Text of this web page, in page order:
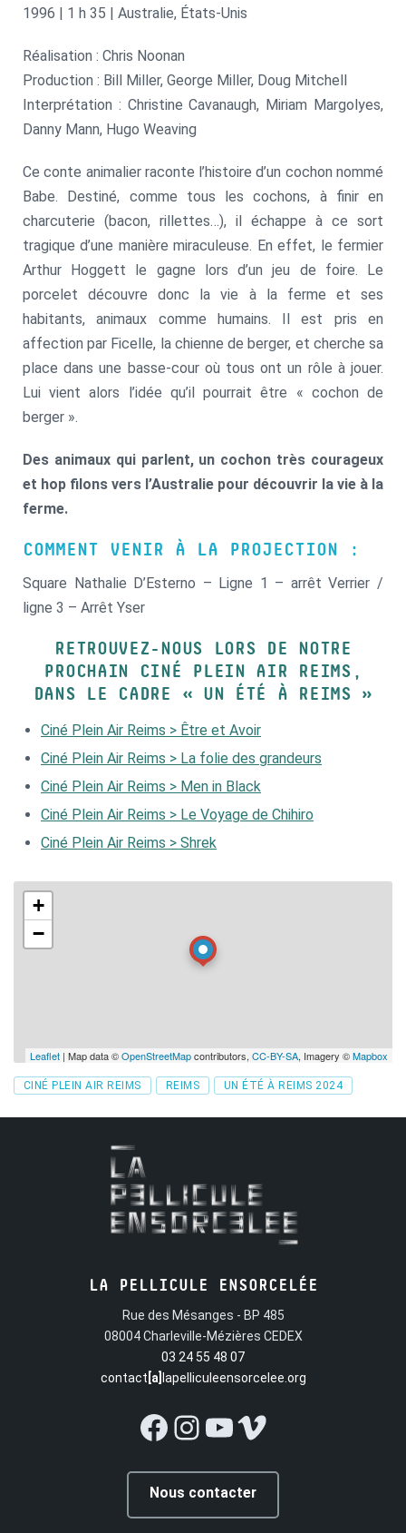
1996 | 1 h 35 | Australie, États-Unis
Réalisation : Chris Noonan
Production : Bill Miller, George Miller, Doug Mitchell
Interprétation : Christine Cavanaugh, Miriam Margolyes,
Danny Mann, Hugo Weaving
Ce conte animalier raconte l’histoire d’un cochon nommé
Babe. Destiné, comme tous les cochons, à finir en
charcuterie (bacon, rillettes…), il échappe à ce sort
tragique d’une manière miraculeuse. En effet, le fermier
Arthur Hoggett le gagne lors d’un jeu de foire. Le
porcelet découvre donc la vie à la ferme et ses
habitants, animaux comme humains. Il est pris en
affection par Ficelle, la chienne de berger, et cherche sa
place dans une basse-cour où tous ont un rôle à jouer.
Lui vient alors l’idée qu’il pourrait être « cochon de
berger ».
Des animaux qui parlent, un cochon très courageux
et hop filons vers l’Australie pour découvrir la vie à la
ferme.
COMMENT VENIR À LA PROJECTION :
Square Nathalie D’Esterno – Ligne 1 – arrêt Verrier /
ligne 3 – Arrêt Yser
RETROUVEZ-NOUS LORS DE NOTRE
PROCHAIN CINÉ PLEIN AIR REIMS,
DANS LE CADRE « UN ÉTÉ À REIMS »
Ciné Plein Air Reims > Être et Avoir
Ciné Plein Air Reims > La folie des grandeurs
Ciné Plein Air Reims > Men in Black
Ciné Plein Air Reims > Le Voyage de Chihiro
Ciné Plein Air Reims > Shrek
+
−
Leaflet | Map data ©OpenStreetMapcontributors, CC-BY-SA, Imagery ©Mapbox
Tags
CINÉ PLEIN AIR REIMS REIMS UN ÉTÉ À REIMS 2024
LA PELLICULE ENSORCELÉE
Rue des Mésanges - BP 485
08004 Charleville-Mézières CEDEX
03 24 55 48 07
contact [a] lapelliculeensorcelee.org
Facebook
Instagram
YouTube
Vimeo
Nous contacter